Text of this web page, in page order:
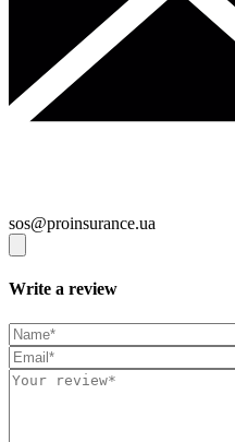
sos@proinsurance.ua
Write a review